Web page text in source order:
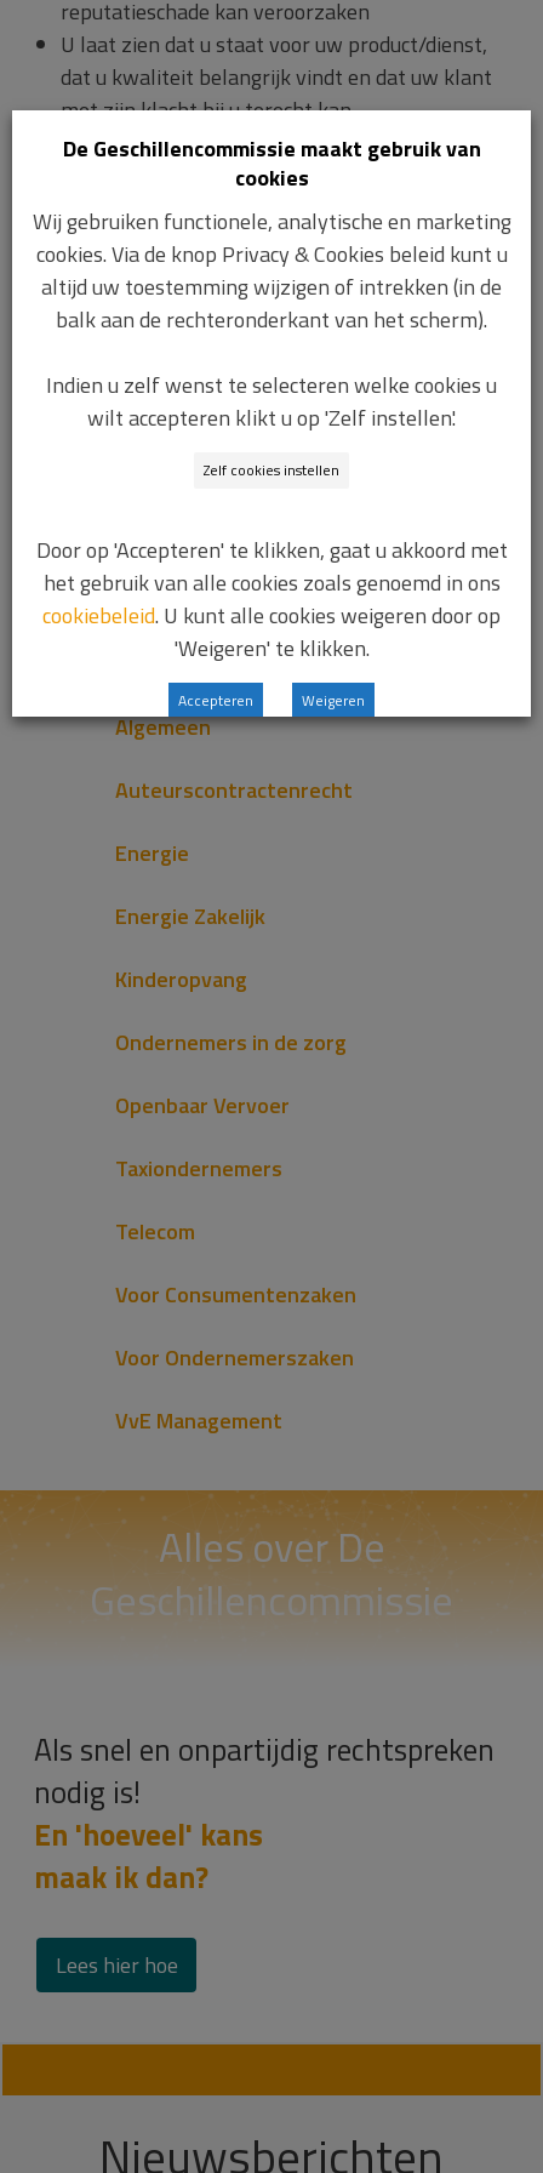
reputatieschade kan veroorzaken
U laat zien dat u staat voor uw product/dienst,
dat u kwaliteit belangrijk vindt en dat uw klant
met zijn klacht bij u terecht kan
Iedere klacht wordt onpartijdig en deskundig
behandeld door een onafhankelijke commissie
U heeft geen hulp van een advocaat nodig
Tijdens de zitting kunt u uw kant van de klacht
uiteenzetten
Uitspraken van De Geschillencommissie zijn
bindend, u weet zeker dat ze nagekomen
worden
Indien nodig zal De Geschillencommissie een
deskundige een rapport laten opstellen om tot
een gedegen bindend advies te komen
via een digitaal dossier.
Advocatuur
Advocatuur Zakelijk
Algemeen
Auteurscontractenrecht
Energie
Energie Zakelijk
Kinderopvang
Ondernemers in de zorg
Openbaar Vervoer
Taxiondernemers
Telecom
Voor Consumentenzaken
Voor Ondernemerszaken
VvE Management
Alles over De
Geschillencommissie
Als snel en onpartijdig rechtspreken
nodig is!
En 'hoeveel' kans
maak ik dan?
Lees hier hoe
Nieuwsberichten
De Geschillencommissie maakt gebruik van
cookies
Wij gebruiken functionele, analytische en marketing
cookies. Via de knop Privacy & Cookies beleid kunt u
altijd uw toestemming wijzigen of intrekken (in de
balk aan de rechteronderkant van het scherm).
Indien u zelf wenst te selecteren welke cookies u
wilt accepteren klikt u op 'Zelf instellen'.
Zelf cookies instellen
Door op 'Accepteren' te klikken, gaat u akkoord met
het gebruik van alle cookies zoals genoemd in ons
cookiebeleid. U kunt alle cookies weigeren door op
'Weigeren' te klikken.
Accepteren Weigeren